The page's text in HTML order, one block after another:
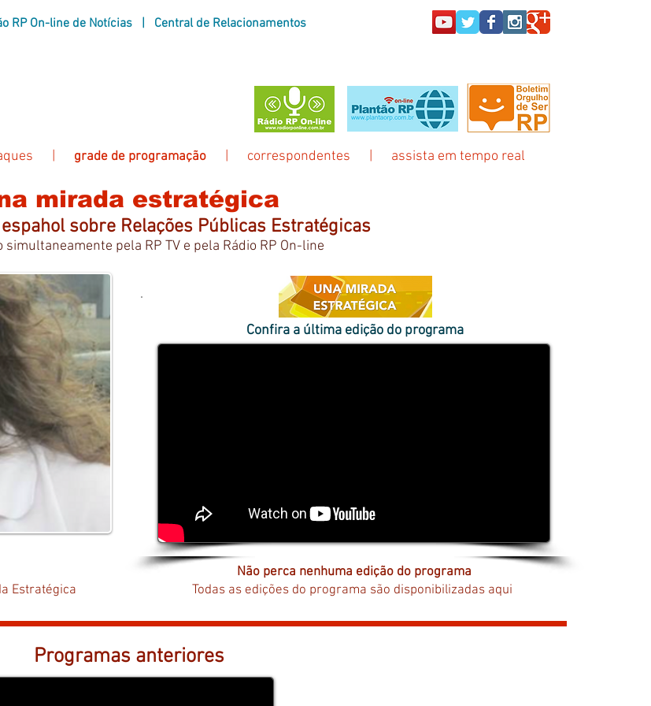
RP On-line de Notícias| Central de Relacionamentos
grade de programação correspondentes assista em tempo real
mirada estratégica
sobre Relações Públicas Estratégicas
simultaneamente pela RP TV e pela Rádio RP On-line
Estratégica
Confira a última edição do programa
Não perca nenhuma edição do programa
Todas as edições do programa são disponibilizadas aqui
Programas anteriores